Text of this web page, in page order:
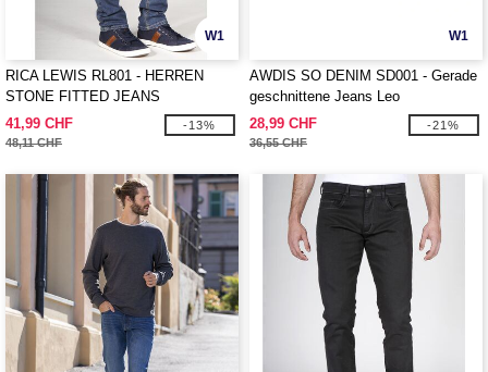
W1
RICA LEWIS RL801 - HERREN
STONE FITTED JEANS
41,99 CHF
48,11 CHF
-13%
W1
AWDIS SO DENIM SD001 - Gerade
geschnittene Jeans Leo
28,99 CHF
36,55 CHF
-21%